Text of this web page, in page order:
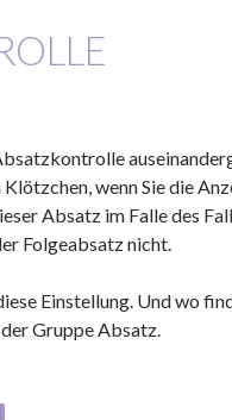
wenn Sie die
Absatz im Falle des
Folgeabsatz nicht.
Einstellung. Und wo
Gruppe Absatz.